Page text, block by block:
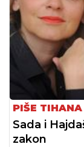
PIŠE
Sada i
zakon